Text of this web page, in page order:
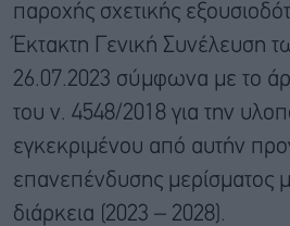
παροχής σχετικής
Έκτακτη Γενική Συνέλευση
26.07.2023 σύμφωνα με το
του ν. 4548/2018 για την
εγκεκριμένου από αυτήν
επανεπένδυσης μερίσματος
διάρκεια (2023 – 2028).